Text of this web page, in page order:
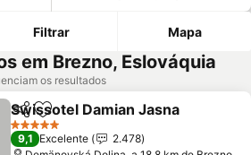
Filtrar Mapa
em Brezno, Eslováquia
os resultados
PartilharAdicionar aos favoritos
Swissotel Damian Jasna
5 Estrelas
9,1 Excelente
2.478